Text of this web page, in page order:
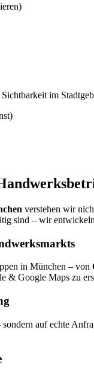
im
verstehen wir
sind – wir entwickeln
in München – von
& Google Maps zu
auf echte